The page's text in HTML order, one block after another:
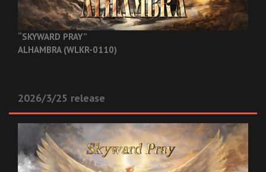
“SKYWARD PRAY”
ALHAMBRA (WLKR-0110)
2026/3/25 release